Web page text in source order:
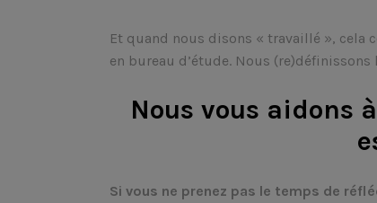
Et quand nous disons « travaillé », cela
en bureau d’étude. Nous
Nous vous aidons
Si vous ne prenez pas le temps de